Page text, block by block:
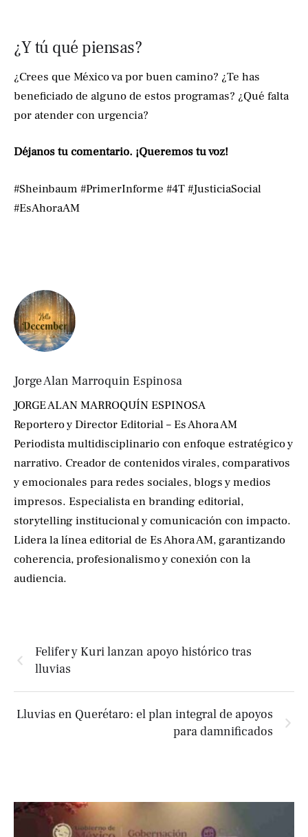
¿Y tú qué piensas?
¿Crees que México va por buen camino? ¿Te has
beneficiado de alguno de estos programas? ¿Qué falta
por atender con urgencia?
Déjanos tu comentario. ¡Queremos tu voz!
#Sheinbaum #PrimerInforme #4T #JusticiaSocial
#EsAhoraAM
Jorge Alan Marroquin Espinosa
JORGE ALAN MARROQUÍN ESPINOSA
Reportero y Director Editorial – Es Ahora AM
Periodista multidisciplinario con enfoque estratégico y
narrativo. Creador de contenidos virales, comparativos
y emocionales para redes sociales, blogs y medios
impresos. Especialista en branding editorial,
storytelling institucional y comunicación con impacto.
Lidera la línea editorial de Es Ahora AM, garantizando
coherencia, profesionalismo y conexión con la
audiencia.
Felifer y Kuri lanzan apoyo histórico tras
lluvias
Lluvias en Querétaro: el plan integral de apoyos
para damnificados